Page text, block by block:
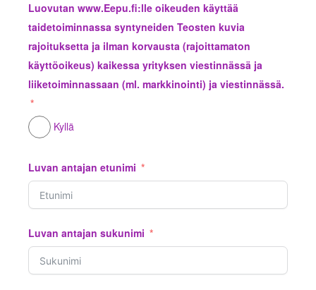
Luovutan www.Eepu.fi:lle oikeuden käyttää
taidetoiminnassa syntyneiden Teosten kuvia
rajoituksetta ja ilman korvausta (rajoittamaton
käyttöoikeus) kaikessa yrityksen viestinnässä ja
liiketoiminnassaan (ml. markkinointi) ja viestinnässä.
Kyllä
Luvan antajan etunimi
Luvan antajan sukunimi